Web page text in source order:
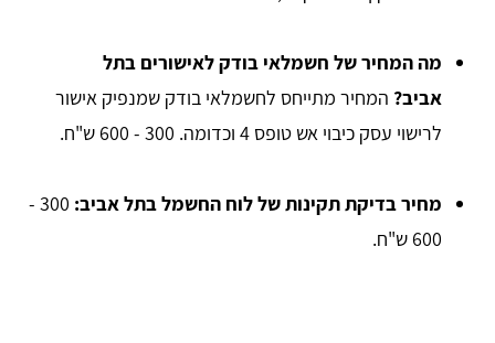
מה המחיר של חשמלאי בודק לאישורים בתל
אביב? המחיר מתייחס לחשמלאי בודק שמנפיק אישור
לרישוי עסק כיבוי אש טופס 4 וכדומה. 300 - 600 ש"ח.
מחיר בדיקת תקינות של לוח החשמל בתל אביב:
300 -
600 ש"ח.